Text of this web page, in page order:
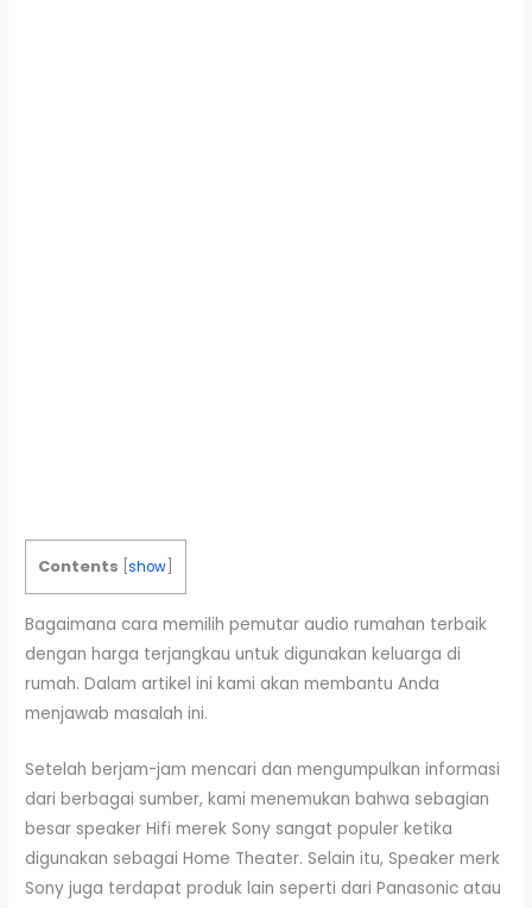
Contents [show
Bagaimana cara memilih pemutar audio rumahan terbaik
dengan harga terjangkau untuk digunakan keluarga di
rumah. Dalam artikel ini kami akan membantu Anda
menjawab masalah ini.
Setelah berjam-jam mencari dan mengumpulkan informasi
dari berbagai sumber, kami menemukan bahwa sebagian
besar speaker Hifi merek Sony sangat populer ketika
digunakan sebagai Home Theater. Selain itu, Speaker merk
Sony juga terdapat produk lain seperti dari Panasonic atau